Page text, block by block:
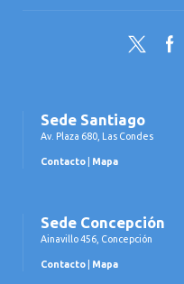
Twitter
Sede Santiago
Av. Plaza 680, Las Condes
Contacto Mapa
Sede Concepción
Ainavillo 456, Concepción
Contacto Mapa